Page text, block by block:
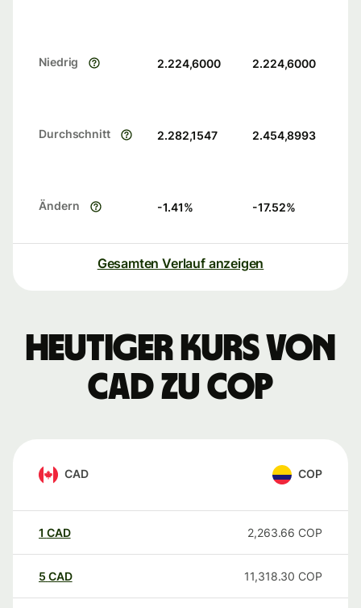
Niedrig 2.224,6000 2.224,6000
Durchschnitt 2.282,1547 2.454,8993
Ändern -1.41% -17.52%
Gesamten Verlauf anzeigen
Heutiger Kurs von
CAD zu COP
CAD COP
1 CAD 2,263.66 COP
5 CAD 11,318.30 COP